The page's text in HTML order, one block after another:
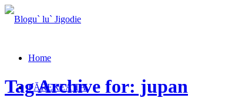
Home
PĂREREA TA
Tag Archive for: jupan